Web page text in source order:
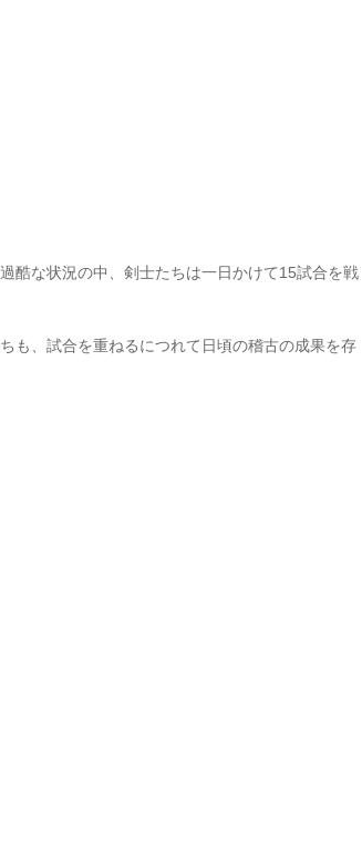
酷な状況の中、剣士たちは一日かけて15試合を戦
も、試合を重ねるにつれて日頃の稽古の成果を存